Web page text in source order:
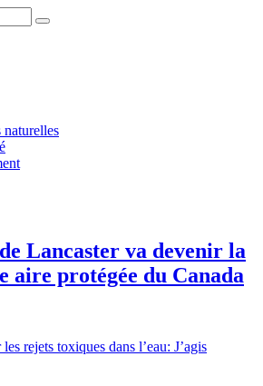
naturelles
Lancaster va devenir la
aire protégée du Canada
rejets toxiques dans l’eau: J’agis